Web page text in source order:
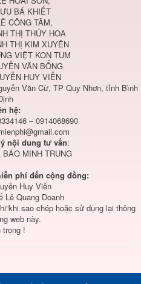
BÁ KHIẾT
CÔNG TÂM,
THỊ THÚY HOA
THỊ KIM XUYÊN
VIỆT KON TUM
VĂN BỔNG
HUY VIỄN
Văn Cừ, TP Quy Nhơn, tỉnh Bình
hệ:
– 0914068690
nội dung tư vấn:
MINH TRUNG
phí đến cộng đồng:
Huy Viễn
Lê Quang Doanh
sao chép hoặc sử dụng lại thông
web này.
trọng !